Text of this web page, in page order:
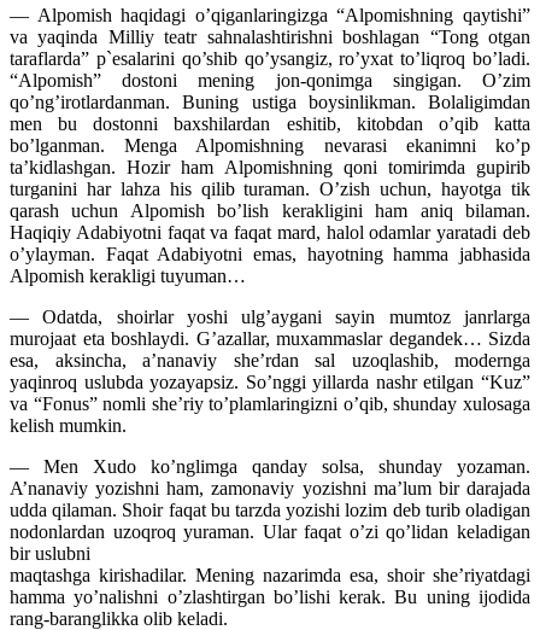
— Alpomish haqidagi o’qiganlaringizga “Alpomishning qaytishi”
va yaqinda Milliy teatr sahnalashtirishni boshlagan “Tong otgan
taraflarda” p`esalarini qo’shib qo’ysangiz, ro’yxat to’liqroq bo’ladi.
“Alpomish” dostoni mening jon-qonimga singigan. O’zim
qo’ng’irotlardanman. Buning ustiga boysinlikman. Bolaligimdan
men bu dostonni baxshilardan eshitib, kitobdan o’qib katta
bo’lganman. Menga Alpomishning nevarasi ekanimni ko’p
ta’kidlashgan. Hozir ham Alpomishning qoni tomirimda gupirib
turganini har lahza his qilib turaman. O’zish uchun, hayotga tik
qarash uchun Alpomish bo’lish kerakligini ham aniq bilaman.
Haqiqiy Adabiyotni faqat va faqat mard, halol odamlar yaratadi deb
o’ylayman. Faqat Adabiyotni emas, hayotning hamma jabhasida
Alpomish kerakligi tuyuman…
— Odatda, shoirlar yoshi ulg’aygani sayin mumtoz janrlarga
murojaat eta boshlaydi. G’azallar, muxammaslar degandek… Sizda
esa, aksincha, a’nanaviy she’rdan sal uzoqlashib, modernga
yaqinroq uslubda yozayapsiz. So’nggi yillarda nashr etilgan “Kuz”
va “Fonus” nomli she’riy to’plamlaringizni o’qib, shunday xulosaga
kelish mumkin.
— Men Xudo ko’nglimga qanday solsa, shunday yozaman.
A’nanaviy yozishni ham, zamonaviy yozishni ma’lum bir darajada
udda qilaman. Shoir faqat bu tarzda yozishi lozim deb turib oladigan
nodonlardan uzoqroq yuraman. Ular faqat o’zi qo’lidan keladigan
bir uslubni
maqtashga kirishadilar. Mening nazarimda esa, shoir she’riyatdagi
hamma yo’nalishni o’zlashtirgan bo’lishi kerak. Bu uning ijodida
rang-baranglikka olib keladi.